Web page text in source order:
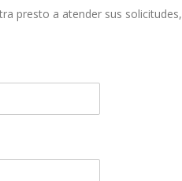
presto a atender sus solicitudes,